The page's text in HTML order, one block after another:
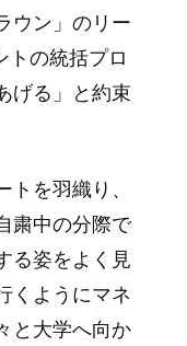
ウン」のリー
トの統括プロ
げる」と約束
を羽織り、
粛中の分際で
る姿をよく見
くようにマネ
と大学へ向か